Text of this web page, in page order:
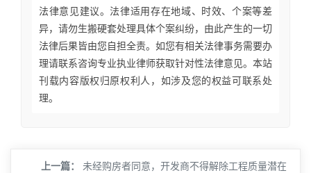
法律意见建议。法律适用存在地域、时效、个案等差
异，请勿生搬硬套处理具体个案纠纷，由此产生的一切
法律后果皆由您自担全责。如您有相关法律事务需要办
理请联系咨询专业执业律师获取针对性法律意见。本站
刊载内容版权归原权利人，如涉及您的权益可联系处
理。
上一篇：
未经购房者同意，开发商不得解除工程质量潜在